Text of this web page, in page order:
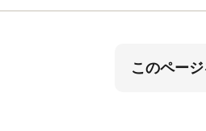
このペー